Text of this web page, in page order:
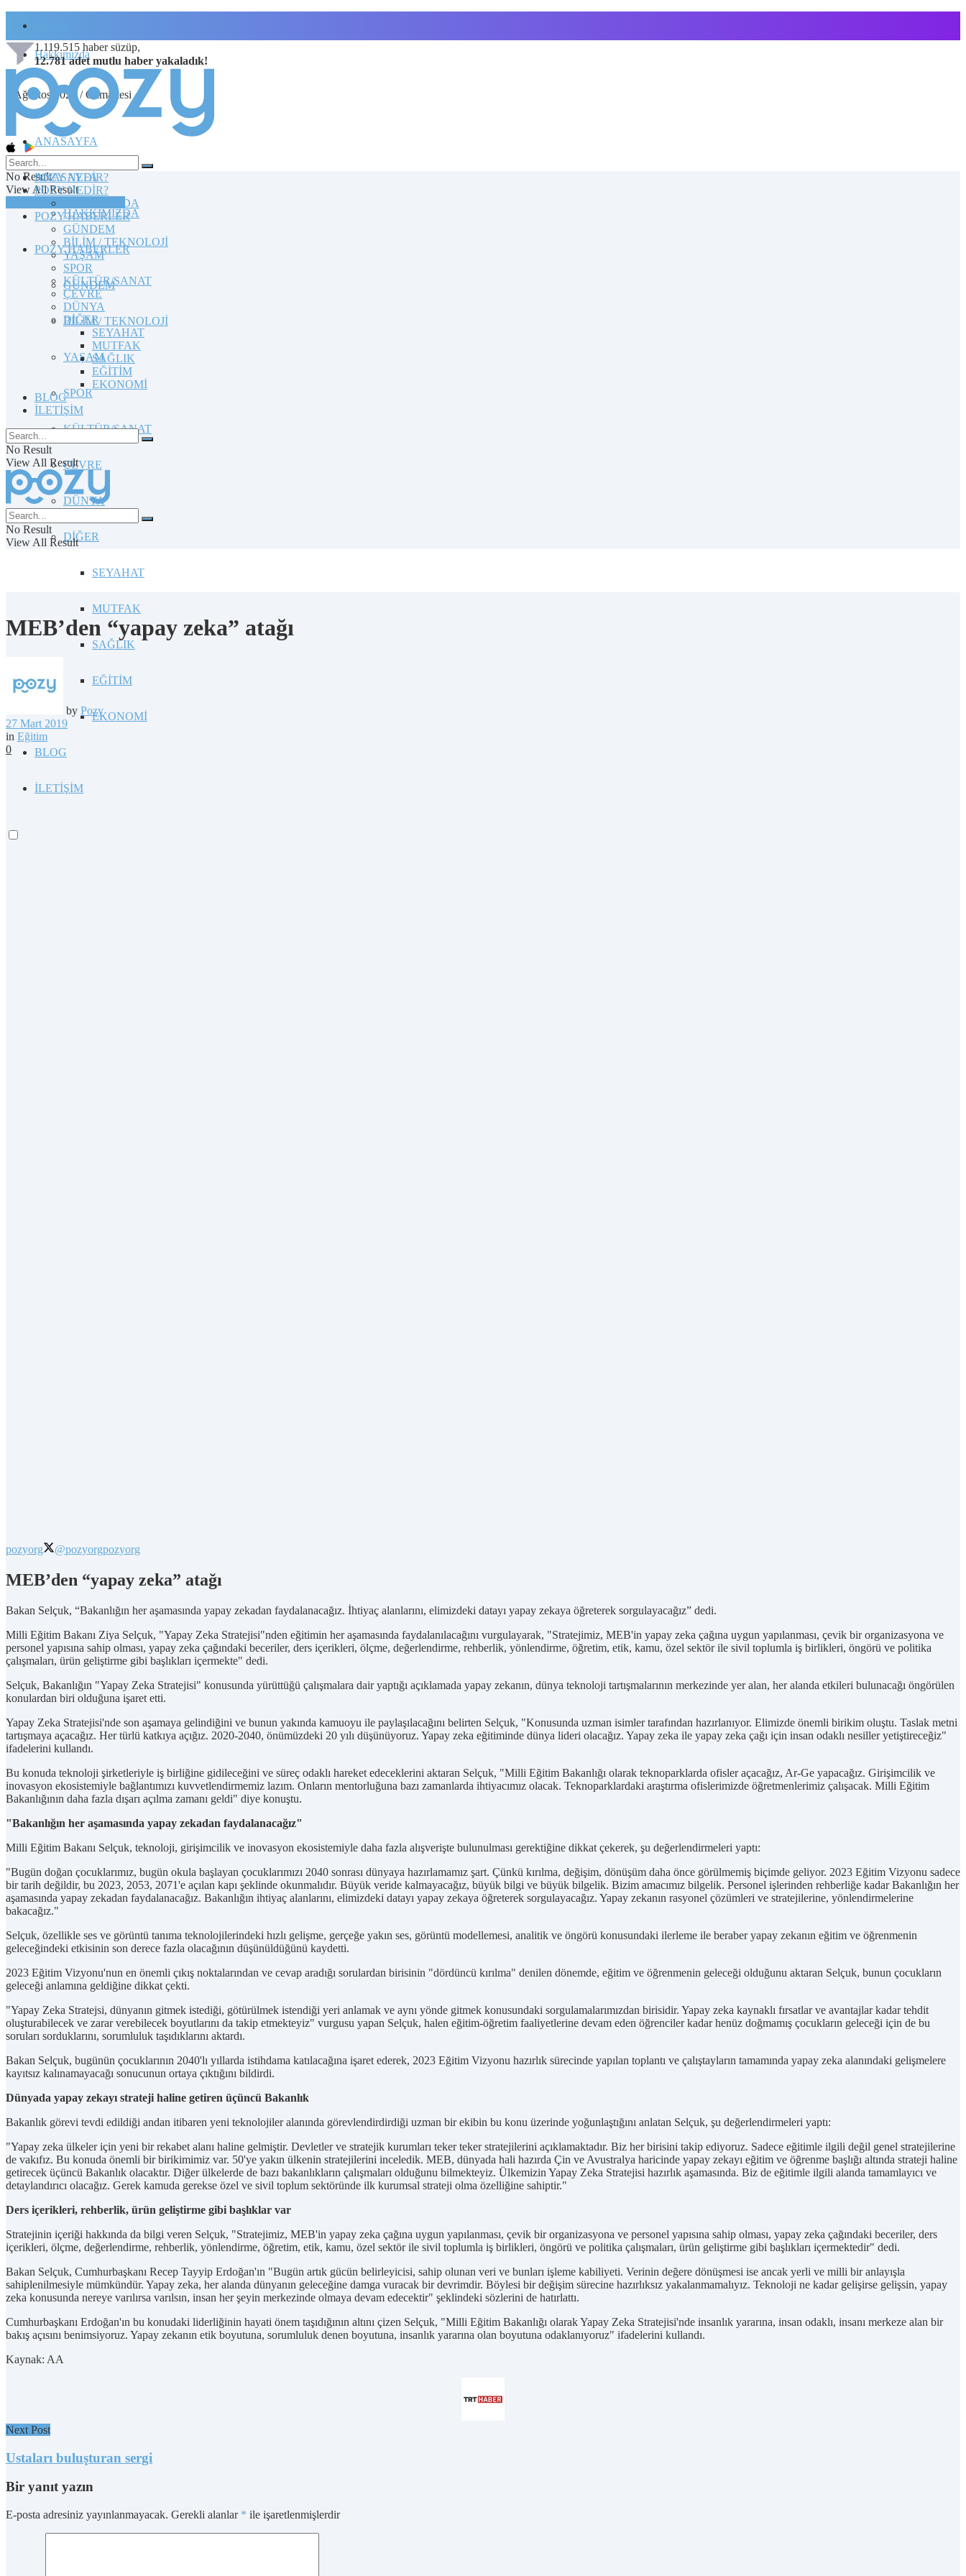
Hakkımızda
8 Ağustos 2026 / Cumartesi
1.119.515 haber süzüp,
12.781 adet mutlu haber yakaladık!
No Result
View All Result
TOPLULUĞA KATILIN
ANASAYFA
POZY NEDİR?
HAKKIMIZDA
POZY HABERLER
GÜNDEM
BİLİM / TEKNOLOJİ
YAŞAM
SPOR
KÜLTÜR/SANAT
ÇEVRE
DÜNYA
DİĞER
SEYAHAT
MUTFAK
SAĞLIK
EĞİTİM
EKONOMİ
BLOG
İLETİŞİM
ANASAYFA
POZY NEDİR?
HAKKIMIZDA
POZY HABERLER
GÜNDEM
BİLİM / TEKNOLOJİ
YAŞAM
SPOR
KÜLTÜR/SANAT
ÇEVRE
DÜNYA
DİĞER
SEYAHAT
MUTFAK
SAĞLIK
EĞİTİM
EKONOMİ
BLOG
İLETİŞİM
No Result
View All Result
No Result
View All Result
MEB’den “yapay zeka” atağı
by Pozy
27 Mart 2019
in Eğitim
0
pozyorg @pozyorgpozyorg
MEB’den “yapay zeka” atağı
Bakan Selçuk, “Bakanlığın her aşamasında yapay zekadan faydalanacağız. İhtiyaç alanlarını, elimizdeki datayı yapay zekaya öğreterek sorgulayacağız” dedi.
Milli Eğitim Bakanı Ziya Selçuk, "Yapay Zeka Stratejisi"nden eğitimin her aşamasında faydalanılacağını vurgulayarak, "Stratejimiz, MEB'in yapay zeka çağına uygun yapılanması, çevik bir organizasyona ve
personel yapısına sahip olması, yapay zeka çağındaki beceriler, ders içerikleri, ölçme, değerlendirme, rehberlik, yönlendirme, öğretim, etik, kamu, özel sektör ile sivil toplumla iş birlikleri, öngörü ve politika
çalışmaları, ürün geliştirme gibi başlıkları içermekte" dedi.
Selçuk, Bakanlığın "Yapay Zeka Stratejisi" konusunda yürüttüğü çalışmalara dair yaptığı açıklamada yapay zekanın, dünya teknoloji tartışmalarının merkezinde yer alan, her alanda etkileri bulunacağı öngörülen
konulardan biri olduğuna işaret etti.
Yapay Zeka Stratejisi'nde son aşamaya gelindiğini ve bunun yakında kamuoyu ile paylaşılacağını belirten Selçuk, "Konusunda uzman isimler tarafından hazırlanıyor. Elimizde önemli birikim oluştu. Taslak metni
tartışmaya açacağız. Her türlü katkıya açığız. 2020-2040, önümüzdeki 20 yılı düşünüyoruz. Yapay zeka eğitiminde dünya lideri olacağız. Yapay zeka ile yapay zeka çağı için insan odaklı nesiller yetiştireceğiz"
ifadelerini kullandı.
Bu konuda teknoloji şirketleriyle iş birliğine gidileceğini ve süreç odaklı hareket edeceklerini aktaran Selçuk, "Milli Eğitim Bakanlığı olarak teknoparklarda ofisler açacağız, Ar-Ge yapacağız. Girişimcilik ve
inovasyon ekosistemiyle bağlantımızı kuvvetlendirmemiz lazım. Onların mentorluğuna bazı zamanlarda ihtiyacımız olacak. Teknoparklardaki araştırma ofislerimizde öğretmenlerimiz çalışacak. Milli Eğitim
Bakanlığının daha fazla dışarı açılma zamanı geldi" diye konuştu.
"Bakanlığın her aşamasında yapay zekadan faydalanacağız"
Milli Eğitim Bakanı Selçuk, teknoloji, girişimcilik ve inovasyon ekosistemiyle daha fazla alışverişte bulunulması gerektiğine dikkat çekerek, şu değerlendirmeleri yaptı:
"Bugün doğan çocuklarımız, bugün okula başlayan çocuklarımızı 2040 sonrası dünyaya hazırlamamız şart. Çünkü kırılma, değişim, dönüşüm daha önce görülmemiş biçimde geliyor. 2023 Eğitim Vizyonu sadece
bir tarih değildir, bu 2023, 2053, 2071'e açılan kapı şeklinde okunmalıdır. Büyük veride kalmayacağız, büyük bilgi ve büyük bilgelik. Bizim amacımız bilgelik. Personel işlerinden rehberliğe kadar Bakanlığın her
aşamasında yapay zekadan faydalanacağız. Bakanlığın ihtiyaç alanlarını, elimizdeki datayı yapay zekaya öğreterek sorgulayacağız. Yapay zekanın rasyonel çözümleri ve stratejilerine, yönlendirmelerine
bakacağız."
Selçuk, özellikle ses ve görüntü tanıma teknolojilerindeki hızlı gelişme, gerçeğe yakın ses, görüntü modellemesi, analitik ve öngörü konusundaki ilerleme ile beraber yapay zekanın eğitim ve öğrenmenin
geleceğindeki etkisinin son derece fazla olacağının düşünüldüğünü kaydetti.
2023 Eğitim Vizyonu'nun en önemli çıkış noktalarından ve cevap aradığı sorulardan birisinin "dördüncü kırılma" denilen dönemde, eğitim ve öğrenmenin geleceği olduğunu aktaran Selçuk, bunun çocukların
geleceği anlamına geldiğine dikkat çekti.
"Yapay Zeka Stratejsi, dünyanın gitmek istediği, götürülmek istendiği yeri anlamak ve aynı yönde gitmek konusundaki sorgulamalarımızdan birisidir. Yapay zeka kaynaklı fırsatlar ve avantajlar kadar tehdit
oluşturabilecek ve zarar verebilecek boyutlarını da takip etmekteyiz" vurgusu yapan Selçuk, halen eğitim-öğretim faaliyetlerine devam eden öğrenciler kadar henüz doğmamış çocukların geleceği için de bu
soruları sorduklarını, sorumluluk taşıdıklarını aktardı.
Bakan Selçuk, bugünün çocuklarının 2040'lı yıllarda istihdama katılacağına işaret ederek, 2023 Eğitim Vizyonu hazırlık sürecinde yapılan toplantı ve çalıştayların tamamında yapay zeka alanındaki gelişmelere
kayıtsız kalınamayacağı sonucunun ortaya çıktığını bildirdi.
Dünyada yapay zekayı strateji haline getiren üçüncü Bakanlık
Bakanlık görevi tevdi edildiği andan itibaren yeni teknolojiler alanında görevlendirdirdiği uzman bir ekibin bu konu üzerinde yoğunlaştığını anlatan Selçuk, şu değerlendirmeleri yaptı:
"Yapay zeka ülkeler için yeni bir rekabet alanı haline gelmiştir. Devletler ve stratejik kurumları teker teker stratejilerini açıklamaktadır. Biz her birisini takip ediyoruz. Sadece eğitimle ilgili değil genel stratejilerine
de vakıfız. Bu konuda önemli bir birikimimiz var. 50'ye yakın ülkenin stratejilerini inceledik. MEB, dünyada hali hazırda Çin ve Avustralya haricinde yapay zekayı eğitim ve öğrenme başlığı altında strateji haline
getirecek üçüncü Bakanlık olacaktır. Diğer ülkelerde de bazı bakanlıkların çalışmaları olduğunu bilmekteyiz. Ülkemizin Yapay Zeka Stratejisi hazırlık aşamasında. Biz de eğitimle ilgili alanda tamamlayıcı ve
detaylandırıcı olacağız. Gerek kamuda gerekse özel ve sivil toplum sektöründe ilk kurumsal strateji olma özelliğine sahiptir."
Ders içerikleri, rehberlik, ürün geliştirme gibi başlıklar var
Stratejinin içeriği hakkında da bilgi veren Selçuk, "Stratejimiz, MEB'in yapay zeka çağına uygun yapılanması, çevik bir organizasyona ve personel yapısına sahip olması, yapay zeka çağındaki beceriler, ders
içerikleri, ölçme, değerlendirme, rehberlik, yönlendirme, öğretim, etik, kamu, özel sektör ile sivil toplumla iş birlikleri, öngörü ve politika çalışmaları, ürün geliştirme gibi başlıkları içermektedir" dedi.
Bakan Selçuk, Cumhurbaşkanı Recep Tayyip Erdoğan'ın "Bugün artık gücün belirleyicisi, sahip olunan veri ve bunları işleme kabiliyeti. Verinin değere dönüşmesi ise ancak yerli ve milli bir anlayışla
sahiplenilmesiyle mümkündür. Yapay zeka, her alanda dünyanın geleceğine damga vuracak bir devrimdir. Böylesi bir değişim sürecine hazırlıksız yakalanmamalıyız. Teknoloji ne kadar gelişirse gelişsin, yapay
zeka konusunda nereye varılırsa varılsın, insan her şeyin merkezinde olmaya devam edecektir" şeklindeki sözlerini de hatırlattı.
Cumhurbaşkanı Erdoğan'ın bu konudaki liderliğinin hayati önem taşıdığının altını çizen Selçuk, "Milli Eğitim Bakanlığı olarak Yapay Zeka Stratejisi'nde insanlık yararına, insan odaklı, insanı merkeze alan bir
bakış açısını benimsiyoruz. Yapay zekanın etik boyutuna, sorumluluk denen boyutuna, insanlık yararına olan boyutuna odaklanıyoruz" ifadelerini kullandı.
Kaynak: AA
Next Post
Ustaları buluşturan sergi
Bir yanıt yazın
E-posta adresiniz yayınlanmayacak. Gerekli alanlar * ile işaretlenmişlerdir